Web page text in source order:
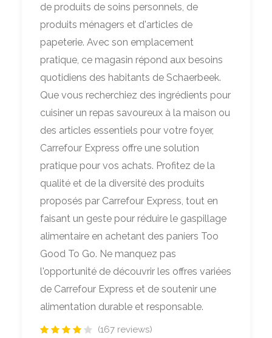
de produits de soins personnels, de
produits ménagers et d'articles de
papeterie. Avec son emplacement
pratique, ce magasin répond aux besoins
quotidiens des habitants de Schaerbeek.
Que vous recherchiez des ingrédients pour
cuisiner un repas savoureux à la maison ou
des articles essentiels pour votre foyer,
Carrefour Express offre une solution
pratique pour vos achats. Profitez de la
qualité et de la diversité des produits
proposés par Carrefour Express, tout en
faisant un geste pour réduire le gaspillage
alimentaire en achetant des paniers Too
Good To Go. Ne manquez pas
l'opportunité de découvrir les offres variées
de Carrefour Express et de soutenir une
alimentation durable et responsable.
(167 reviews)